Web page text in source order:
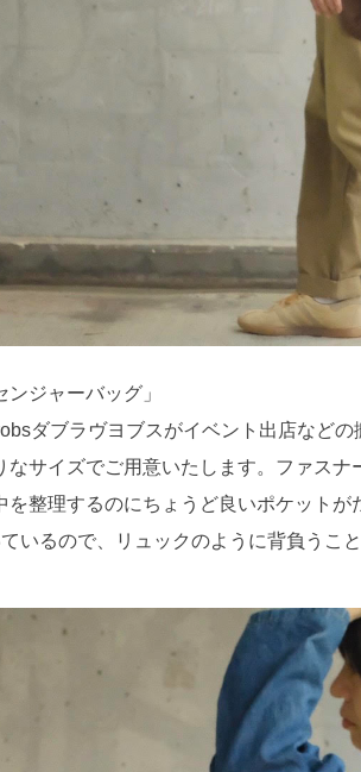
ンジャーバッグ」
ダブラヴヨブスがイベント出店など
なサイズでご用意いたします。ファス
を整理するのにちょうど良いポケット
いるので、リュックのように背負うこと